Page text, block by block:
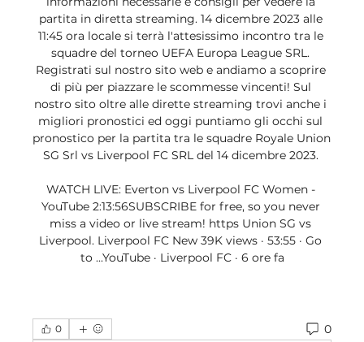
partita in diretta streaming. 14 dicembre 2023 alle
11:45 ora locale si terrà l'attesissimo incontro tra le
squadre del torneo UEFA Europa League SRL.
Registrati sul nostro sito web e andiamo a scoprire
di più per piazzare le scommesse vincenti! Sul
nostro sito oltre alle dirette streaming trovi anche i
migliori pronostici ed oggi puntiamo gli occhi sul
pronostico per la partita tra le squadre Royale Union
SG Srl vs Liverpool FC SRL del 14 dicembre 2023.
WATCH LIVE: Everton vs Liverpool FC Women -
YouTube 2:13:56SUBSCRIBE for free, so you never
miss a video or live stream! https Union SG vs
Liverpool. Liverpool FC New 39K views · 53:55 · Go
to ...YouTube · Liverpool FC · 6 ore fa
0 0